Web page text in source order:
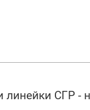
линейки СГР -